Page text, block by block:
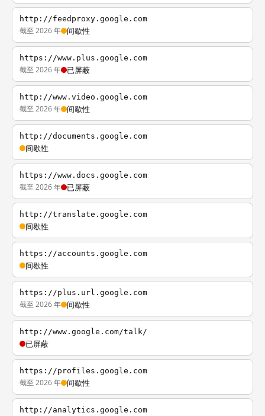
http://feedproxy.google.com
截至 2026 年 间歇性
https://www.plus.google.com
截至 2026 年 已屏蔽
http://www.video.google.com
截至 2026 年 间歇性
http://documents.google.com
间歇性
https://www.docs.google.com
截至 2026 年 已屏蔽
http://translate.google.com
间歇性
https://accounts.google.com
间歇性
https://plus.url.google.com
截至 2026 年 间歇性
http://www.google.com/talk/
已屏蔽
https://profiles.google.com
截至 2026 年 间歇性
http://analytics.google.com